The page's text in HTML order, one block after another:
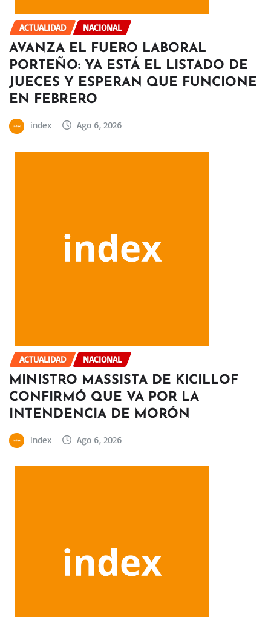
ACTUALIDAD NACIONAL
AVANZA EL FUERO LABORAL
PORTEÑO: YA ESTÁ EL LISTADO DE
JUECES Y ESPERAN QUE FUNCIONE
EN FEBRERO
index Ago 6, 2026
ACTUALIDAD NACIONAL
MINISTRO MASSISTA DE KICILLOF
CONFIRMÓ QUE VA POR LA
INTENDENCIA DE MORÓN
index Ago 6, 2026